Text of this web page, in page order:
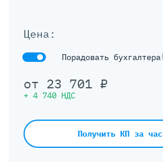
Цена:
Порадовать бухгалтера
от 23 701 ₽
+ 4 740 НДС
Получить КП за час